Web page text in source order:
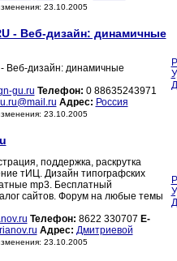
23.10.2005
- Веб-дизайн: динамичные
- Веб-дизайн: динамичные
gu.ru Телефон: 0 88635243971
Адрес: Россия
23.10.2005
поддержка, раскрутка
тИЦ. Дизайн типографских
mp3. Бесплатный
сайтов. Форум на любые темы
Телефон: 8622 330707 E-
Адрес: Дмитриевой
23.10.2005